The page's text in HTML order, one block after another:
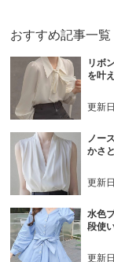
おすすめ記事一覧
リボ
を叶
更新
ノー
かさ
更新
水色
段使
更新